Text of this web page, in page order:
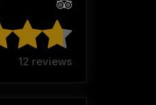
12 reviews